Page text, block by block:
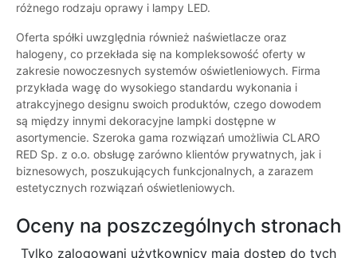
różnego rodzaju oprawy i lampy LED.
Oferta spółki uwzględnia również naświetlacze oraz
halogeny, co przekłada się na kompleksowość oferty w
zakresie nowoczesnych systemów oświetleniowych. Firma
przykłada wagę do wysokiego standardu wykonania i
atrakcyjnego designu swoich produktów, czego dowodem
są między innymi dekoracyjne lampki dostępne w
asortymencie. Szeroka gama rozwiązań umożliwia CLARO
RED Sp. z o.o. obsługę zarówno klientów prywatnych, jak i
biznesowych, poszukujących funkcjonalnych, a zarazem
estetycznych rozwiązań oświetleniowych.
Oceny na poszczególnych stronach
Tylko zalogowani użytkownicy maja dostęp do tych